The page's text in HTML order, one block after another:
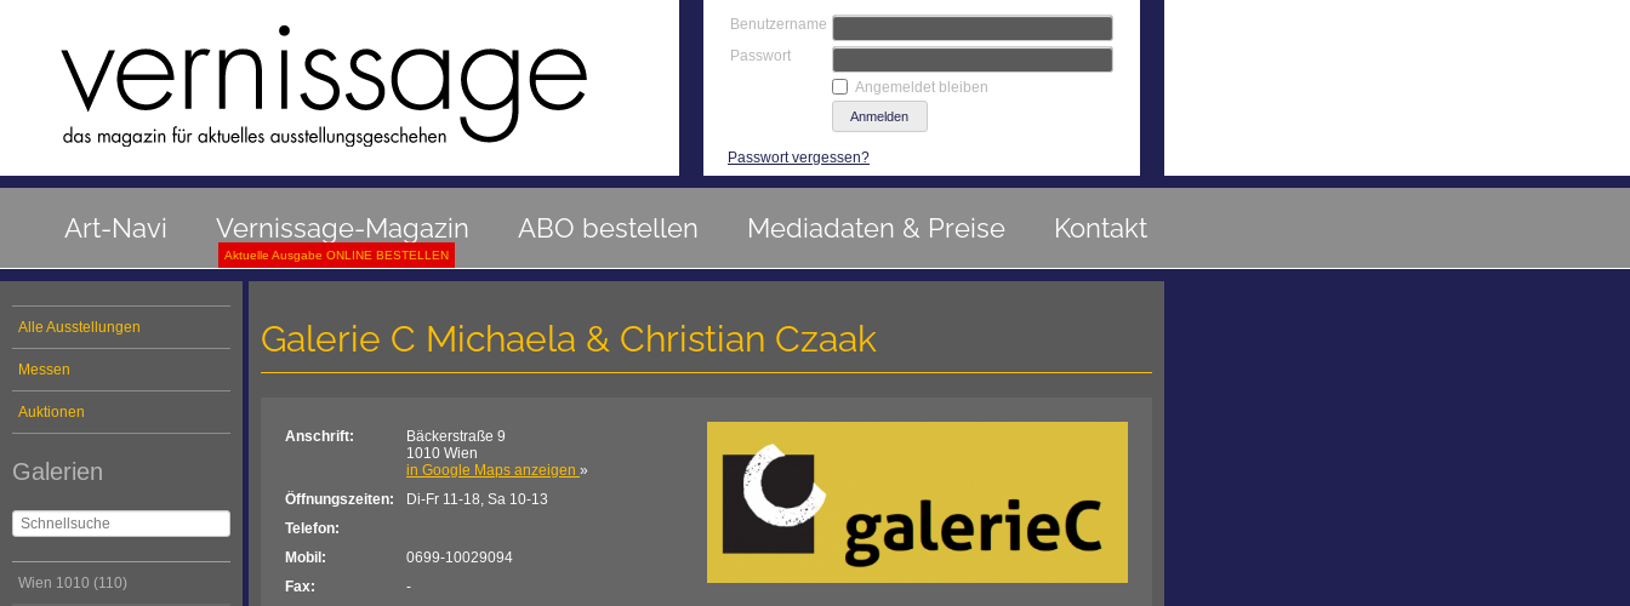
Benutzername
Passwort
Angemeldet bleiben
Passwort vergessen?
Art-Navi Vernissage-Magazin ABO bestellen Mediadaten & Preise Kontakt
Aktuelle Ausgabe ONLINE BESTELLEN
Alle Ausstellungen
Messen
Auktionen
Galerien
Wien 1010 (110)
Galerie C Michaela & Christian Czaak
Anschrift:
Bäckerstraße 9
1010 Wien
in Google Maps anzeigen »
Öffnungszeiten:
Di-Fr 11-18, Sa 10-13
Telefon:
Mobil:
0699-10029094
Fax:
-